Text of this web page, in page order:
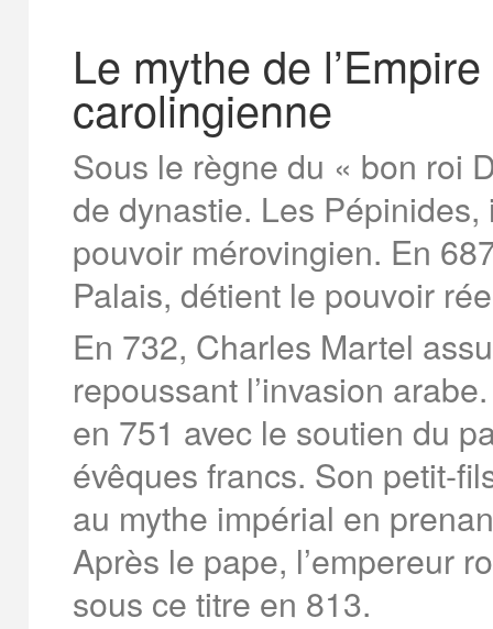
Le mythe de
carolingienne
Sous le règne du « bon roi
de dynastie. Les
pouvoir mérovingien. En
Palais, détient le pouvoir
En 732, Charles Martel
repoussant l’invasion
en 751 avec le soutien du
évêques francs. Son petit-
au mythe impérial en
Après le pape, l’empereur
sous ce titre en 813.